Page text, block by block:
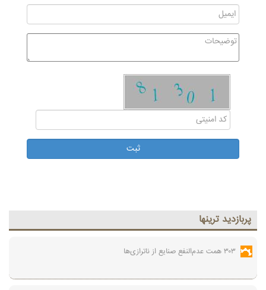
پربازديد ترينها
۳۰۳ همت عدم‌النفع صنایع از ناترازی‌ها